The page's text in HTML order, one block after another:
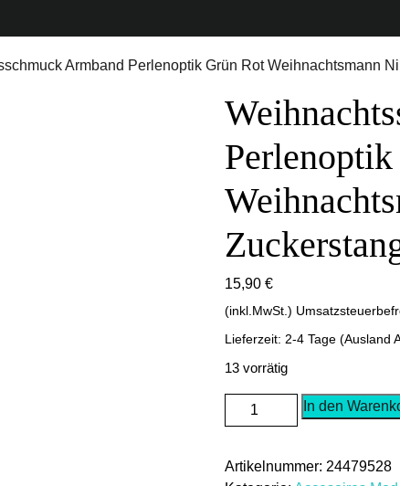
Armband Perlenoptik Grün Rot Weihnachtsmann
15,90 €
(inkl.MwSt.)
Lieferzeit: 2-4 Tage (Ausland
13 vorrätig
Weihnachtsschmuck
Armband
Grün
In den
Artikelnummer: 24479528